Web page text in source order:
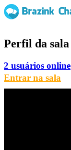
Perfil da sala
2 usuários online
Entrar na sala